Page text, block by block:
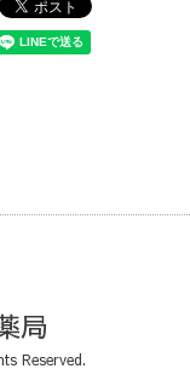
局
Reserved.